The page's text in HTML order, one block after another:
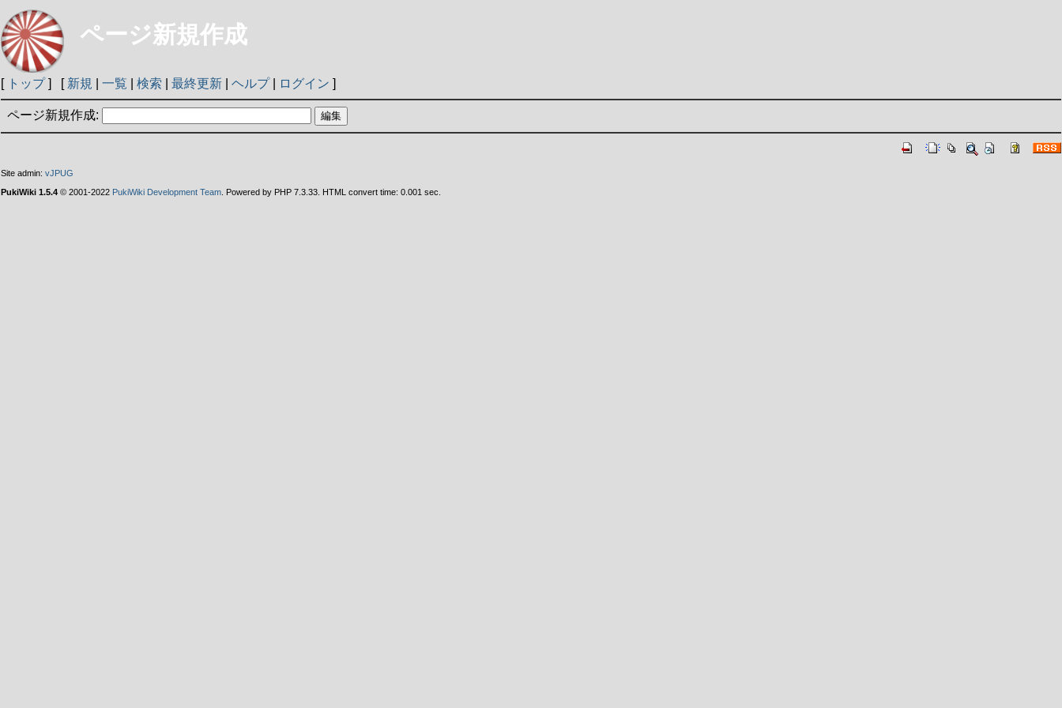
ページ新規作成
[ トップ] [ 新規 一覧 検索 最終更新 ヘルプ| ログイン ]
ページ新規作成:
Site admin: vJPUG
PukiWiki 1.5.4 © 2001-2022 PukiWiki Development Team . Powered by PHP 7.3.33. HTML convert time: 0.001 sec.